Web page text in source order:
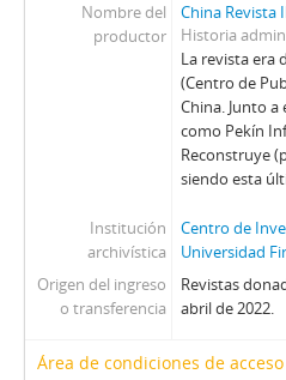
NCh - Nosotros Los
OFNPL - Órgano Oficial del
P - Paloma
Pag - Páginas: Para
PEC - Política.
PP - Pluma y Pincel
PM - Pacífico Magazine
QP - Qué Pasa
QR - La Quinta Rueda
REC - Revista el
S - Solidaridad
UL - Unidad y Lucha: Órgano
Nombre del
productor
China Revista
Historia
La revista era
(Centro de
China. Junto
como Pekín
Reconstruye
siendo esta
Institución
archivística
Centro de
Universidad
Origen del ingreso
o transferencia
Revistas
abril de 2022.
Área de condiciones de